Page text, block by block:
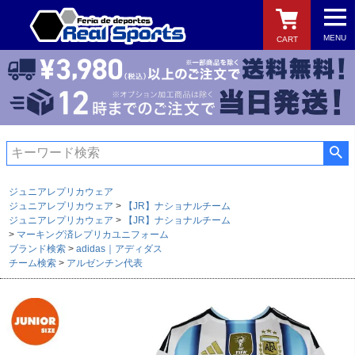
MENU
CART
検索
ジュニアレプリカウェア
ジュニアレプリカウェア
【JR】ナショナルチーム
ジュニアレプリカウェア
【JR】ナショナルチーム
マーキング済レプリカユニフォーム
ブランド検索
adidas｜アディダス
チーム検索
アルゼンチン代表